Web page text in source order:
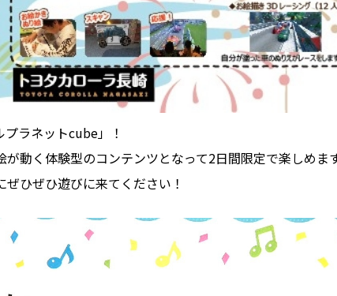
ラネットcube」！
動く体験型のコンテンツとなって2日間限定で楽しめま
ひぜひ遊びに来てください！